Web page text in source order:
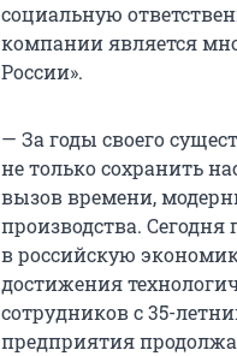
социальную
компании является
России».
— За годы своего
не только сохранить
вызов времени,
производства.
в российскую
достижения
сотрудников с 35-
предприятия